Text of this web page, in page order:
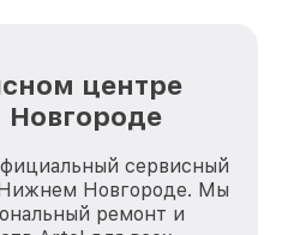
центре
сервисный
Новгороде. Мы
ремонт и